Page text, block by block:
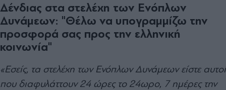
Δένδιας στα στελέχη των Ενόπλων
Δυνάμεων: "Θέλω να υπογραμμίζω την
προσφορά σας προς την ελληνική
κοινωνία"
«Εσείς, τα στελέχη των Ενόπλων Δυνάμεων είστε αυτοί
που διαφυλάττουν 24 ώρες το 24ωρο, 7 ημέρες την